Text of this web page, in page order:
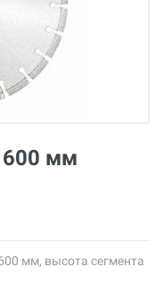
600 мм
мм, высота сегмента